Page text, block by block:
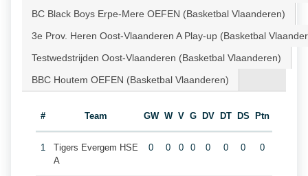
BC Black Boys Erpe-Mere OEFEN (Basketbal Vlaanderen)
3e Prov. Heren Oost-Vlaanderen A Play-up (Basketbal
Testwedstrijden Oost-Vlaanderen (Basketbal Vlaanderen)
BBC Houtem OEFEN (Basketbal Vlaanderen)
# Team GW W V G DV DT DS Ptn
1
Tigers Evergem HSE
A
0 0 0 0 0 0 0 0